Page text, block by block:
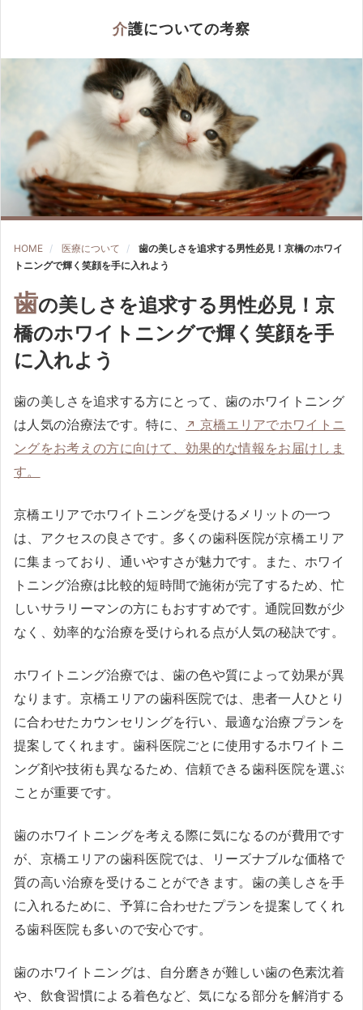
介護についての考察
HOME 医療について
歯の美しさを追求する男性必見！京橋のホワイ
トニングで輝く笑顔を手に入れよう
歯の美しさを追求する男性必見！京
橋のホワイトニングで輝く笑顔を手
に入れよう
歯の美しさを追求する方にとって、歯のホワイトニング
は人気の治療法です。特に、
京橋エリアでホワイトニ
ングをお考えの方に向けて、効果的な情報をお届けしま
す。
京橋エリアでホワイトニングを受けるメリットの一つ
は、アクセスの良さです。多くの歯科医院が京橋エリア
に集まっており、通いやすさが魅力です。また、ホワイ
トニング治療は比較的短時間で施術が完了するため、忙
しいサラリーマンの方にもおすすめです。通院回数が少
なく、効率的な治療を受けられる点が人気の秘訣です。
ホワイトニング治療では、歯の色や質によって効果が異
なります。京橋エリアの歯科医院では、患者一人ひとり
に合わせたカウンセリングを行い、最適な治療プランを
提案してくれます。歯科医院ごとに使用するホワイトニ
ング剤や技術も異なるため、信頼できる歯科医院を選ぶ
ことが重要です。
歯のホワイトニングを考える際に気になるのが費用です
が、京橋エリアの歯科医院では、リーズナブルな価格で
質の高い治療を受けることができます。歯の美しさを手
に入れるために、予算に合わせたプランを提案してくれ
る歯科医院も多いので安心です。
歯のホワイトニングは、自分磨きが難しい歯の色素沈着
や、飲食習慣による着色など、気になる部分を解消する